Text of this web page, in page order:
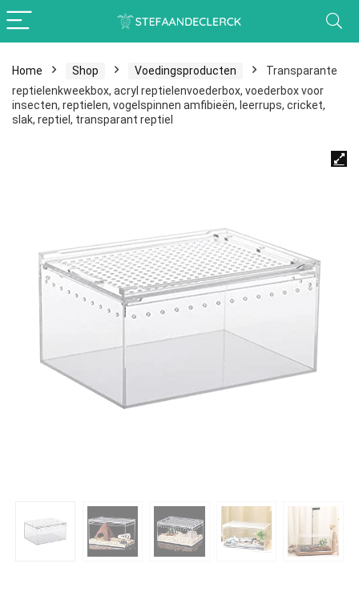
Home Shop Voedingsproducten
Transparante
reptielenkweekbox, acryl reptielenvoederbox, voederbox voor
insecten, reptielen, vogelspinnen amfibieën, leerrups, cricket,
slak, reptiel, transparant reptiel